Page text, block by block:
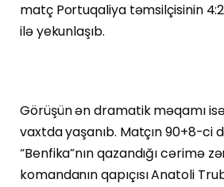
matç Portuqaliya təmsilçisinin
ilə yekunlaşıb.
Görüşün ən dramatik məqamı
vaxtda yaşanıb. Matçın 90+8-ci
“Benfika”nın qazandığı cərimə
komandanın qapıçısı Anatoli